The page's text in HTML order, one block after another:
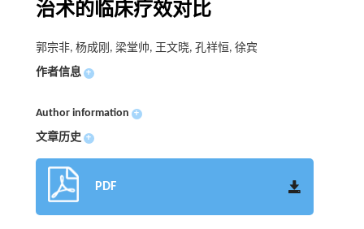
治术的临床疗效对比
郭宗非, 杨成刚, 梁堂帅, 王文晓, 孔祥恒, 徐宾
作者信息 +
Author information +
文章历史 +
PDF